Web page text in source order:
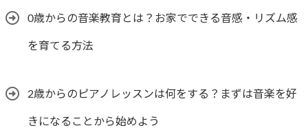
0歳からの音楽教育とは？お家でできる音感・リズム感
を育てる方法
2歳からのピアノレッスンは何をする？まずは音楽を好
きになることから始めよう